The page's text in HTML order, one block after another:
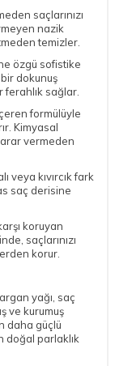
saçlarınızı
nazik
temizler.
özgü sofistike
dokunuş
ferahlık sağlar.
formülüyle
Kimyasal
vermeden
veya kıvırcık fark
saç derisine
koruyan
saçlarınızı
korur.
yağı, saç
ve kurumuş
daha güçlü
doğal parlaklık